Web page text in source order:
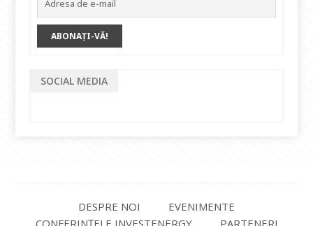
SOCIAL MEDIA
DESPRE NOI
EVENIMENTE